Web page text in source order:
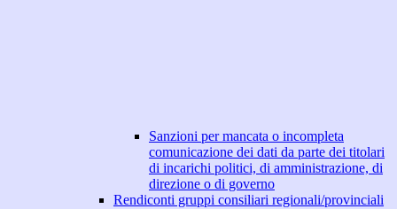
Sanzioni per mancata o incompleta
comunicazione dei dati da parte dei titolari
di incarichi politici, di amministrazione, di
direzione o di governo
Rendiconti gruppi consiliari regionali/provinciali